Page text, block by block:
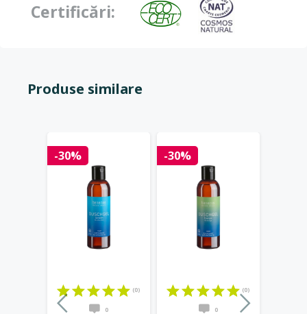
Certificări:
Produse similare
-30%
(0)
0
-30%
(0)
0